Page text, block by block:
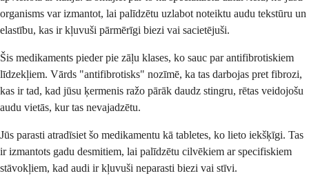
organisms var izmantot, lai palīdzētu uzlabot noteiktu audu tekstūru un
elastību, kas ir kļuvuši pārmērīgi biezi vai sacietējuši.
Šis medikaments pieder pie zāļu klases, ko sauc par antifibrotiskiem
līdzekļiem. Vārds "antifibrotisks" nozīmē, ka tas darbojas pret fibrozi,
kas ir tad, kad jūsu ķermenis ražo pārāk daudz stingru, rētas veidojošu
audu vietās, kur tas nevajadzētu.
Jūs parasti atradīsiet šo medikamentu kā tabletes, ko lieto iekšķīgi. Tas
ir izmantots gadu desmitiem, lai palīdzētu cilvēkiem ar specifiskiem
stāvokļiem, kad audi ir kļuvuši neparasti biezi vai stīvi.